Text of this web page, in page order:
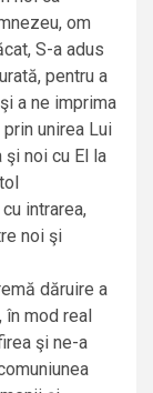
om
S-a adus
pentru a
a ne imprima
unirea Lui
noi cu El la
intrarea,
noi şi
dăruire a
mod real
şi ne-a